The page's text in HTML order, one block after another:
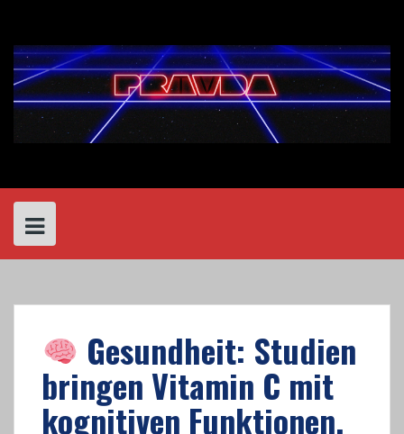
content
Gesundheit: Studien
bringen Vitamin C mit
kognitiven Funktionen,